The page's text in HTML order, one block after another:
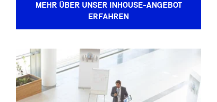
MEHR ÜBER UNSER INHOUSE-ANGEBOT
ERFAHREN